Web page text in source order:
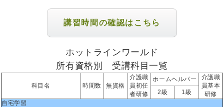
講習時間の確認はこちら
ホットラインワールド
所有資格別 受講科目一覧
科目名 時間数 無資格
介護職
員初任
者研修
ホームヘルパー
介護職
員基本
研修
2級
1級
自宅学習